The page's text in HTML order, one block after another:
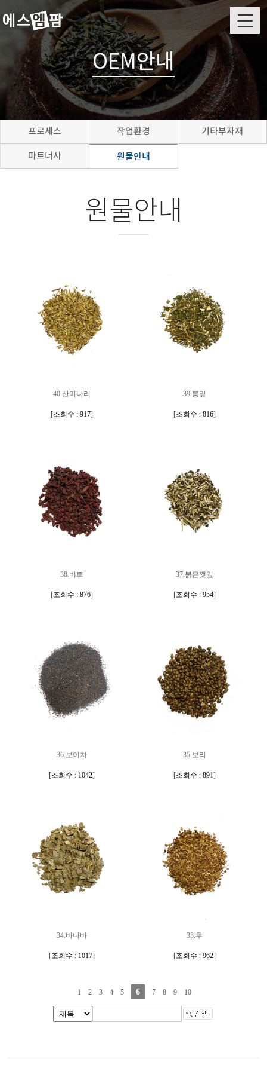
OEM안내
프로세스 작업환경 기타부자재
파트너사 원물안내
원물안내
40.산미나리
[조회수 : 917]
39.뽕잎
[조회수 : 816]
38.비트
[조회수 : 876]
37.붉은깻잎
[조회수 : 954]
36.보이차
[조회수 : 1042]
35.보리
[조회수 : 891]
34.바나바
[조회수 : 1017]
33.무
[조회수 : 962]
1 2 3 4 5 6 7 8 9 10